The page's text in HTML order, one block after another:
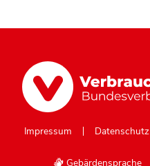
Impressum Datenschutz
Gebärdensprache